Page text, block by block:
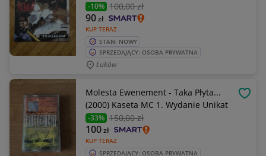
-10% 100,00 zł
KUP TERAZ
90zł
STAN: NOWY
SPRZEDAJĄCY: OSOBA PRYWATNA
Łuków
Molesta Ewenement - Taka Płyta...
(2000) Kaseta MC 1. Wydanie Unikat
-33% 150,00 zł
KUP TERAZ
100zł
SPRZEDAJĄCY: OSOBA PRYWATNA